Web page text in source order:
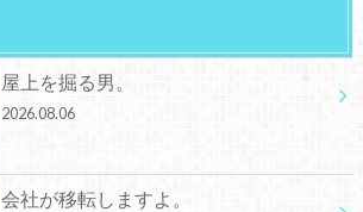
屋上を掘る男。
2026.08.06
会社が移転しますよ。